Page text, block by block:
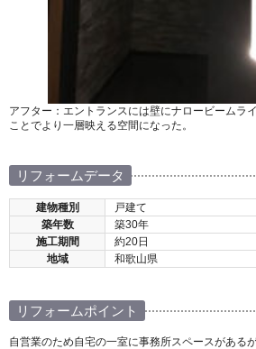
アフター：エントランスには壁にナロービームラ
ことでより一層映える空間になった。
リフォームデータ
建物種別
戸建て
築年数
築30年
施工期間
約20日
地域
和歌山県
リフォームポイント
自営業のため自宅の一室に事務所スペースがある